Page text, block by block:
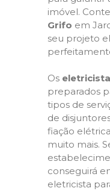
imóvel.
Grifo em
seu projeto
Os
preparados
tipos de
de
fiação
muito mais.
conseguirá
eletricista